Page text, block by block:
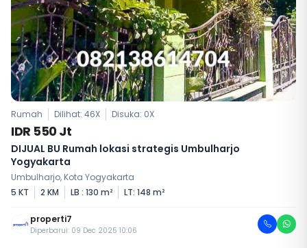
Rumah Dilihat: 46X Disuka: 0X
IDR 550 Jt
DIJUAL BU Rumah lokasi strategis Umbulharjo
Yogyakarta
Umbulharjo, Kota Yogyakarta
5 KT
2 KM LB : 130 m² LT: 148 m²
properti7
Diperbarui: 09 Dec 2025 10:06